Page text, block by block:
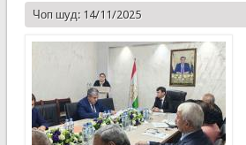
Чоп шуд: 14/11/2025